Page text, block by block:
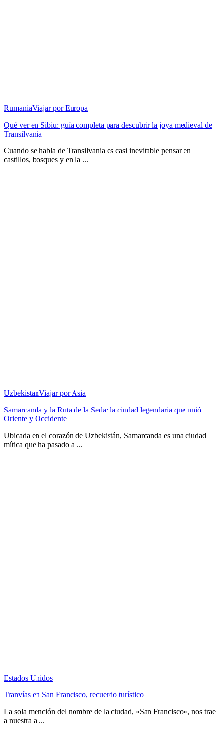
RumaniaViajar por Europa
Qué ver en Sibiu: guía completa para descubrir la joya medieval de
Transilvania
Cuando se habla de Transilvania es casi inevitable pensar en
castillos, bosques y en la ...
UzbekistanViajar por Asia
Samarcanda y la Ruta de la Seda: la ciudad legendaria que unió
Oriente y Occidente
Ubicada en el corazón de Uzbekistán, Samarcanda es una ciudad
mítica que ha pasado a ...
Estados Unidos
Tranvías en San Francisco, recuerdo turístico
La sola mención del nombre de la ciudad, «San Francisco«, nos trae
a nuestra a ...